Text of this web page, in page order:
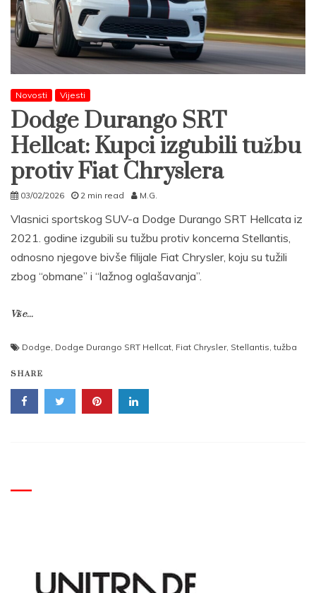
Novosti Vijesti
Dodge Durango SRT
Hellcat: Kupci izgubili tužbu
protiv Fiat Chryslera
03/02/2026 2 min read M.G.
Vlasnici sportskog SUV-a Dodge Durango SRT Hellcata iz
2021. godine izgubili su tužbu protiv koncerna Stellantis,
odnosno njegove bivše filijale Fiat Chrysler, koju su tužili
zbog “obmane” i “lažnog oglašavanja”.
Više...
Dodge, Dodge Durango SRT Hellcat, Fiat Chrysler, Stellantis,tužba
SHARE